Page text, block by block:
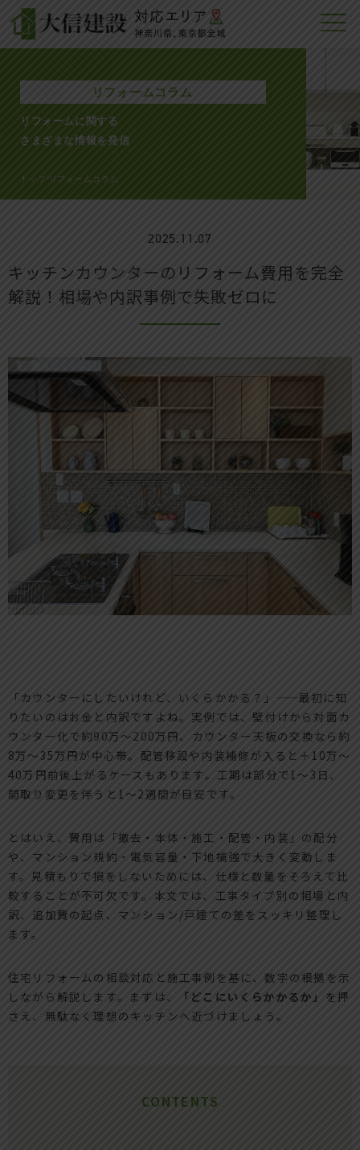
リフォームコラム
リフォームに関する
さまざまな情報を発信
トップ >リフォームコラム
2025.11.07
キッチンカウンターのリフォーム費用を完全
解説！相場や内訳事例で失敗ゼロに
「カウンターにしたいけれど、いくらかかる？」——最初に知
りたいのはお金と内訳ですよね。実例では、壁付けから対面カ
ウンター化で約90万〜200万円、カウンター天板の交換なら約
8万〜35万円が中心帯。配管移設や内装補修が入ると＋10万〜
40万円前後上がるケースもあります。工期は部分で1〜3日、
間取り変更を伴うと1〜2週間が目安です。
とはいえ、費用は「撤去・本体・施工・配管・内装」の配分
や、マンション規約・電気容量・下地補強で大きく変動しま
す。見積もりで損をしないためには、仕様と数量をそろえて比
較することが不可欠です。本文では、工事タイプ別の相場と内
訳、追加費の起点、マンション/戸建ての差をスッキリ整理し
ます。
住宅リフォームの相談対応と施工事例を基に、数字の根拠を示
しながら解説します。まずは、
「どこにいくらかかるか」 を押
さえ、無駄なく理想のキッチンへ近づけましょう。
CONTENTS